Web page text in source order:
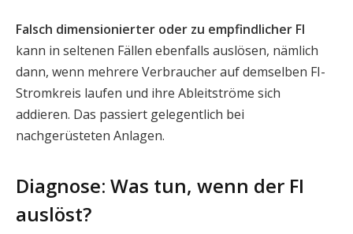
Falsch dimensionierter oder zu empfindlicher FI
kann in seltenen Fällen ebenfalls auslösen, nämlich
dann, wenn mehrere Verbraucher auf demselben FI-
Stromkreis laufen und ihre Ableitströme sich
addieren. Das passiert gelegentlich bei
nachgerüsteten Anlagen.
Diagnose: Was tun, wenn der FI
auslöst?